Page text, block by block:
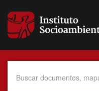
para
conteúdo